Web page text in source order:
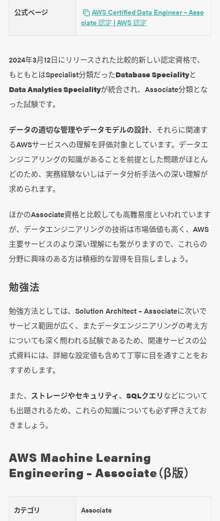
公式ページ
AWS Certified Data Engineer – Asso
ciate 認定 | AWS 認定
2024年3月12日にリリースされた比較的新しい認定資格で、
もともとはSpecialist分類だったDatabase Specialityと
Data Analytics Specialityが統合され、Associate分類とな
った試験です。
データの適切な管理やデータモデルの設計、それらに関連す
るAWSサービスへの理解を評価対象としています。データエ
ンジニアリングの知識があることを前提とした問題がほとん
どのため、実務経験ないしはデータ分析手法への深い理解が
求められます。
ほかのAssociate資格と比較しても高難易度といわれています
が、データエンジニアリングの技術は市場価値も高く、AWS
主要サービスのより深い理解にも繋がりますので、これらの
分野に興味のある方は積極的な習得を目指しましょう。
勉強法
勉強方法としては、Solution Architect – Associateに次いで
サービス範囲が広く、またデータエンジニアリングの考え方
についても深く問われる試験であるため、関連サービスの公
式資料には、詳細な設定値も含めて丁寧に目を通すことをお
すすめします。
また、 ストレージやセキュリティ、 SQLクエリなどについて
も出題されるため、これらの知識についても必ず押さえてお
きましょう。
AWS Machine Learning
Engineering – Associate（β版）
カテゴリ Associate